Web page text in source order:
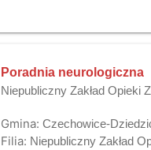
Poradnia neurologiczna
Niepubliczny Zakład Opieki
Gmina: Czechowice-
Filia: Niepubliczny Zakład